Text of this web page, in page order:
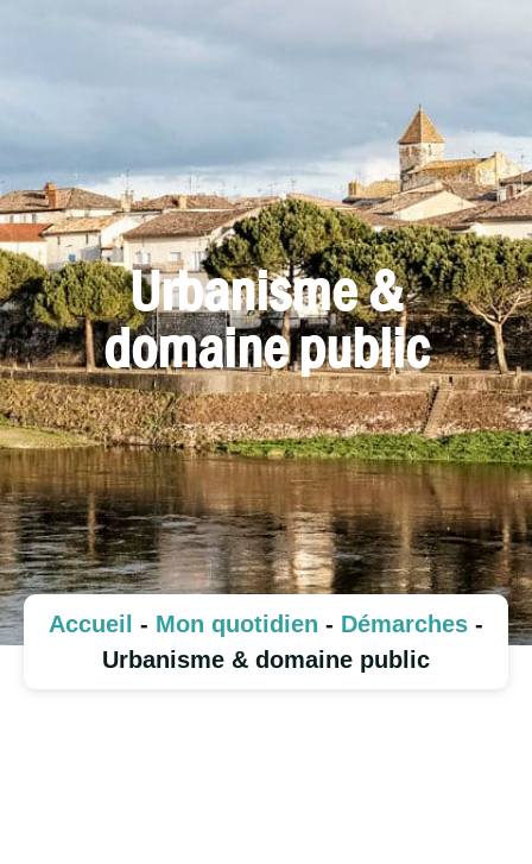
Urbanisme &
domaine public
Accueil - Mon quotidien - Démarches -
Urbanisme & domaine public